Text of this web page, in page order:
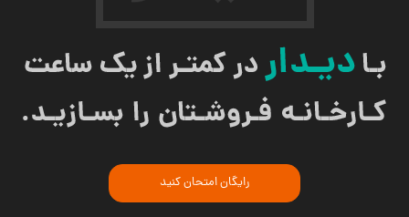
رایگان امتحان کنید